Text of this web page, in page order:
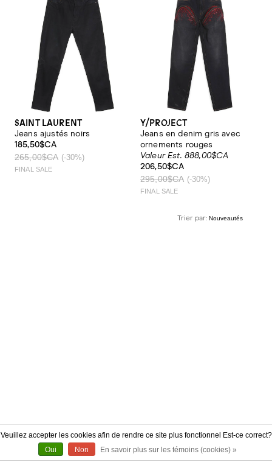
SAINT LAURENT
Jeans ajustés noirs
185,50$CA
265,00$CA (-30%)
FINAL SALE
Y/PROJECT
Jeans en denim gris avec
ornements rouges
Valeur Est. 888,00$CA
206,50$CA
295,00$CA (-30%)
FINAL SALE
Trier par:
À PROPOS
Veuillez accepter les cookies afin de rendre ce site plus fonctionnel Est-ce correct?
Oui
Non En savoir plus sur les témoins (cookies) »